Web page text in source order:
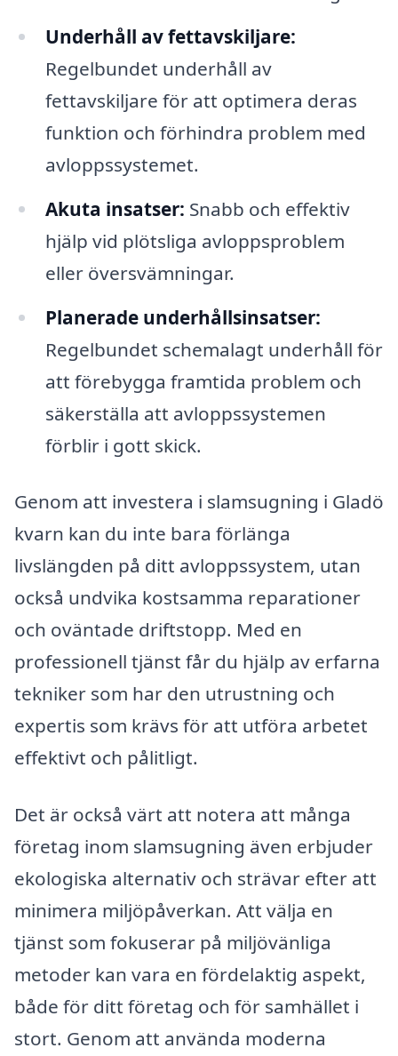
Underhåll av fettavskiljare:
Regelbundet underhåll av
fettavskiljare för att optimera deras
funktion och förhindra problem med
avloppssystemet.
Akuta insatser: Snabb och effektiv
hjälp vid plötsliga avloppsproblem
eller översvämningar.
Planerade underhållsinsatser:
Regelbundet schemalagt underhåll för
att förebygga framtida problem och
säkerställa att avloppssystemen
förblir i gott skick.
Genom att investera i slamsugning i Gladö
kvarn kan du inte bara förlänga
livslängden på ditt avloppssystem, utan
också undvika kostsamma reparationer
och oväntade driftstopp. Med en
professionell tjänst får du hjälp av erfarna
tekniker som har den utrustning och
expertis som krävs för att utföra arbetet
effektivt och pålitligt.
Det är också värt att notera att många
företag inom slamsugning även erbjuder
ekologiska alternativ och strävar efter att
minimera miljöpåverkan. Att välja en
tjänst som fokuserar på miljövänliga
metoder kan vara en fördelaktig aspekt,
både för ditt företag och för samhället i
stort. Genom att använda moderna